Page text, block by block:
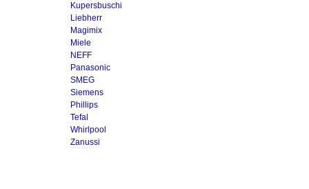
Kupersbuschi
Liebherr
Magimix
Miele
NEFF
Panasonic
SMEG
Siemens
Phillips
Tefal
Whirlpool
Zanussi